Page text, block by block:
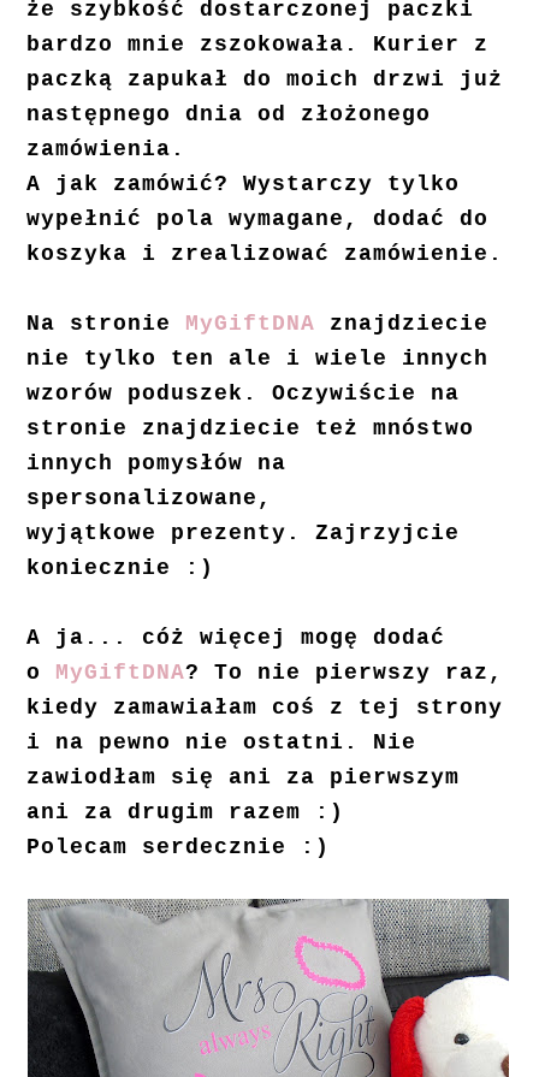
że szybkość dostarczonej paczki
bardzo mnie zszokowała. Kurier z
paczką zapukał do moich drzwi już
następnego dnia od złożonego
zamówienia.
A jak zamówić? Wystarczy tylko
wypełnić pola wymagane, dodać do
koszyka i zrealizować zamówienie.
Na stronie MyGiftDNA znajdziecie
nie tylko ten ale i wiele innych
wzorów poduszek. Oczywiście na
stronie znajdziecie też mnóstwo
innych pomysłów na
spersonalizowane,
wyjątkowe prezenty. Zajrzyjcie
koniecznie :)
A ja... cóż więcej mogę dodać
o MyGiftDNA? To nie pierwszy raz,
kiedy zamawiałam coś z tej strony
i na pewno nie ostatni. Nie
zawiodłam się ani za pierwszym
ani za drugim razem :)
Polecam serdecznie :)